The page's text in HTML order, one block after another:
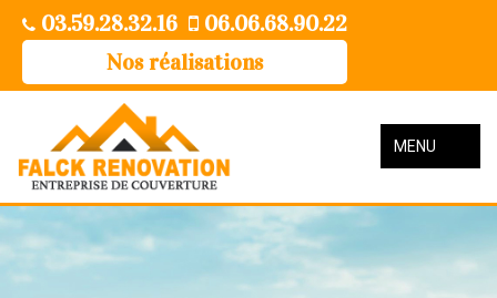
03.59.28.32.16
06.06.68.90.22
Nos réalisations
MENU